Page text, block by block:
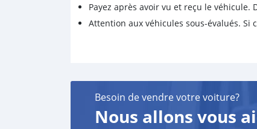
Payez après avoir vu et reçu le véhicule.
Attention aux véhicules sous-évalués.
Besoin de vendre votre voiture?
Nous allons vous